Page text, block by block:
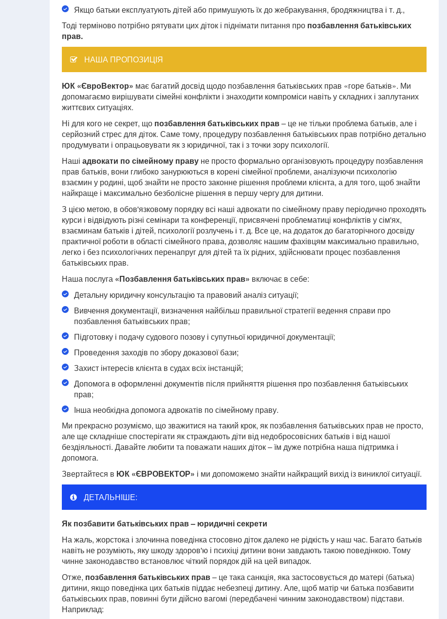
Якщо батьки експлуатують дітей або примушують їх до жебракування, бродяжництва і т. д.,
Тоді терміново потрібно рятувати цих діток і піднімати питання про позбавлення батьківських
прав.
НАША ПРОПОЗИЦІЯ
ЮК «ЄвроВектор» має багатий досвід щодо позбавлення батьківських прав «горе батьків». Ми
допомагаємо вирішувати сімейні конфлікти і знаходити компроміси навіть у складних і заплутаних
життєвих ситуаціях.
Ні для кого не секрет, що позбавлення батьківських прав– це не тільки проблема батьків, але і
серйозний стрес для діток. Саме тому, процедуру позбавлення батьківських прав потрібно детально
продумувати і опрацьовувати як з юридичної, так і з точки зору психології.
Наші адвокати по сімейному праву не просто формально організовують процедуру позбавлення
прав батьків, вони глибоко занурюються в корені сімейної проблеми, аналізуючи психологію
взаємин у родині, щоб знайти не просто законне рішення проблеми клієнта, а для того, щоб знайти
найкраще і максимально безболісне рішення в першу чергу для дитини.
З цією метою, в обов'язковому порядку всі наші адвокати по сімейному праву періодично проходять
курси і відвідують різні семінари та конференції, присвячені проблематиці конфліктів у сім'ях,
взаєминам батьків і дітей, психології розлучень і т. д. Все це, на додаток до багаторічного досвіду
практичної роботи в області сімейного права, дозволяє нашим фахівцям максимально правильно,
легко і без психологічних перенапруг для дітей та їх рідних, здійснювати процес позбавлення
батьківських прав.
Наша послуга «Позбавлення батьківських прав» включає в себе:
Детальну юридичну консультацію та правовий аналіз ситуації;
Вивчення документації, визначення найбільш правильної стратегії ведення справи про
позбавлення батьківських прав;
Підготовку і подачу судового позову і супутньої юридичної документації;
Проведення заходів по збору доказової бази;
Захист інтересів клієнта в судах всіх інстанцій;
Допомога в оформленні документів після прийняття рішення про позбавлення батьківських
прав;
Інша необхідна допомога адвокатів по сімейному праву.
Ми прекрасно розуміємо, що зважитися на такий крок, як позбавлення батьківських прав не просто,
але ще складніше спостерігати як страждають діти від недобросовісних батьків і від нашої
бездіяльності. Давайте любити та поважати наших діток – їм дуже потрібна наша підтримка і
допомога.
Звертайтеся в ЮК «ЄВРОВЕКТОР» і ми допоможемо знайти найкращий вихід із виниклої ситуації.
ДЕТАЛЬНІШЕ:
Як позбавити батьківських прав – юридичні секрети
На жаль, жорстока і злочинна поведінка стосовно діток далеко не рідкість у наш час. Багато батьків
навіть не розуміють, яку шкоду здоров'ю і психіці дитини вони завдають такою поведінкою. Тому
чинне законодавство встановлює чіткий порядок дій на цей випадок.
Отже, позбавлення батьківських прав– це така санкція, яка застосовується до матері (батька)
дитини, якщо поведінка цих батьків піддає небезпеці дитину. Але, щоб матір чи батька позбавити
батьківських прав, повинні бути дійсно вагомі (передбачені чинним законодавством) підстави.
Наприклад: